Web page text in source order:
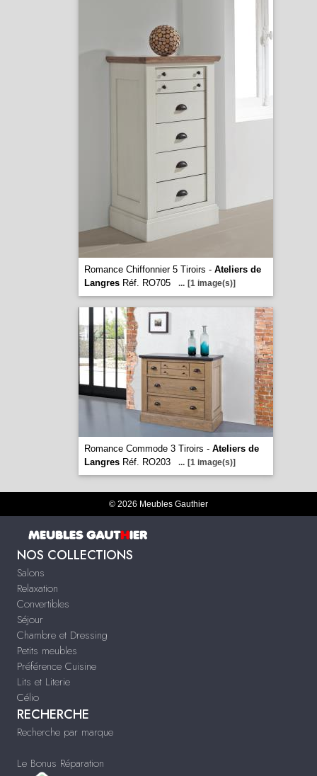
Romance Chiffonnier 5 Tiroirs - Ateliers de
LangresRéf. RO705 ... [1 image(s)]
Romance Commode 3 Tiroirs - Ateliers de
LangresRéf. RO203 ... [1 image(s)]
© 2026 Meubles Gauthier
NOS COLLECTIONS
Salons
Relaxation
Convertibles
Séjour
Chambre et Dressing
Petits meubles
Préférence Cuisine
Lits et Literie
Célio
RECHERCHE
Recherche par marque
Le Bonus Réparation